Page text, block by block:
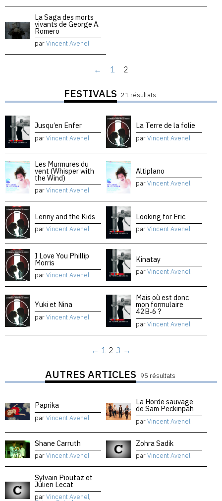
La Saga des morts
vivants de George A.
Romero
parVincent Avenel
← 1 2
FESTIVALS 21 résultats
Jusqu’en Enfer
parVincent Avenel
La Terre de la folie
parVincent Avenel
Les Murmures du
vent (Whisper with
the Wind)
parVincent Avenel
Altiplano
parVincent Avenel
Lenny and the Kids
parVincent Avenel
Looking for Eric
parVincent Avenel
I Love You Phillip
Morris
parVincent Avenel
Kinatay
parVincent Avenel
Yuki et Nina
parVincent Avenel
Mais où est donc
mon formulaire
42B‑6 ?
parVincent Avenel
← 1 2 3 →
AUTRES ARTICLES 95 résultats
Paprika
parVincent Avenel
La Horde sauvage
de Sam Peckinpah
parVincent Avenel
Shane Carruth
parVincent Avenel
Zohra Sadik
parVincent Avenel
Sylvain Pioutaz et
Julien Lecat
parVincent Avenel,